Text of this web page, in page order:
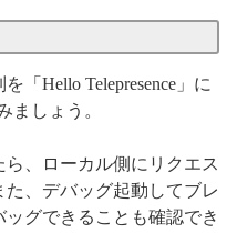
「Hello Telepresence」に
ましょう。
、ローカル側にリクエス
た、デバッグ起動してブレ
グできることも確認でき